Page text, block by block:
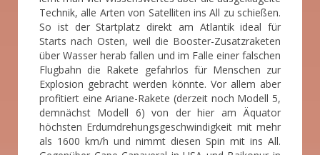
Technik, alle Arten von Satelliten ins All zu schießen.
So ist der Startplatz direkt am Atlantik ideal für
Starts nach Osten, weil die Booster-Zusatzraketen
über Wasser herab fallen und im Falle einer falschen
Flugbahn die Rakete gefahrlos für Menschen zur
Explosion gebracht werden könnte. Vor allem aber
profitiert eine Ariane-Rakete (derzeit noch Modell 5,
demnächst Modell 6) von der hier am Äquator
höchsten Erdumdrehungsgeschwindigkeit mit mehr
als 1600 km/h und nimmt diesen Spin mit ins All.